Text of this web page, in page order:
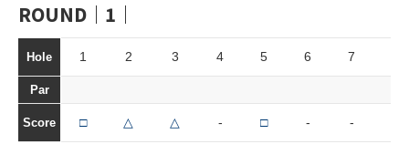
ROUND｜1｜
Hole 1 2 3 4 5 6 7
Par
Score □ △ △ - □ - -